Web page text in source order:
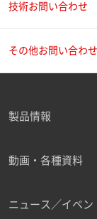
ご勤務先
職種
技術お問い合わせ
その他お問い合わせ
製品情報
動画・各種資料
ニュース／イベン